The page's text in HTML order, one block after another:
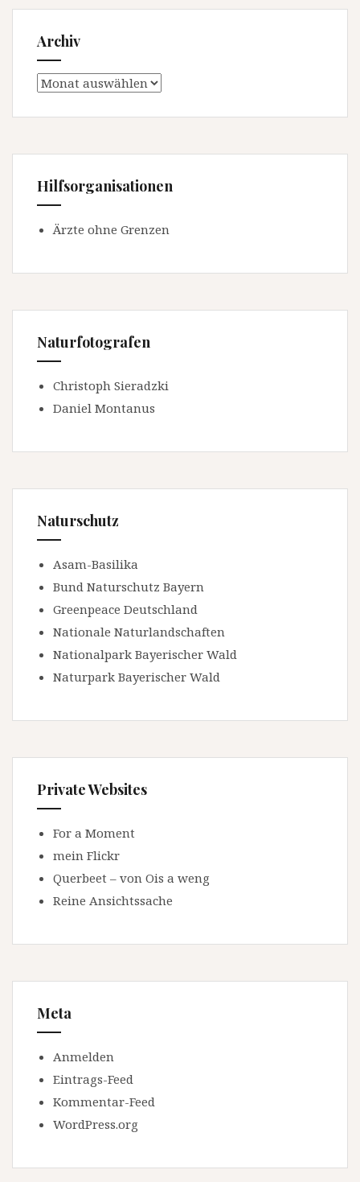
Archiv
Archiv
Hilfsorganisationen
Ärzte ohne Grenzen
Naturfotografen
Christoph Sieradzki
Daniel Montanus
Naturschutz
Asam-Basilika
Bund Naturschutz Bayern
Greenpeace Deutschland
Nationale Naturlandschaften
Nationalpark Bayerischer Wald
Naturpark Bayerischer Wald
Private Websites
For a Moment
mein Flickr
Querbeet – von Ois a weng
Reine Ansichtssache
Meta
Anmelden
Eintrags-Feed
Kommentar-Feed
WordPress.org